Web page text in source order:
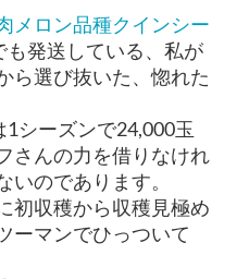
メロン品種クインシー
発送している、私が
ら選び抜いた、惚れた
シーズンで24,000玉
さんの力を借りなけれ
のであります。
初収穫から収穫見極め
ーマンでひっついて